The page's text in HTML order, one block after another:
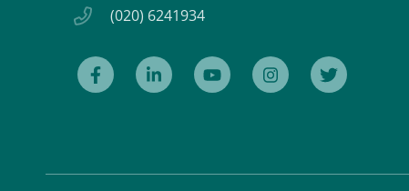
(020) 6241934